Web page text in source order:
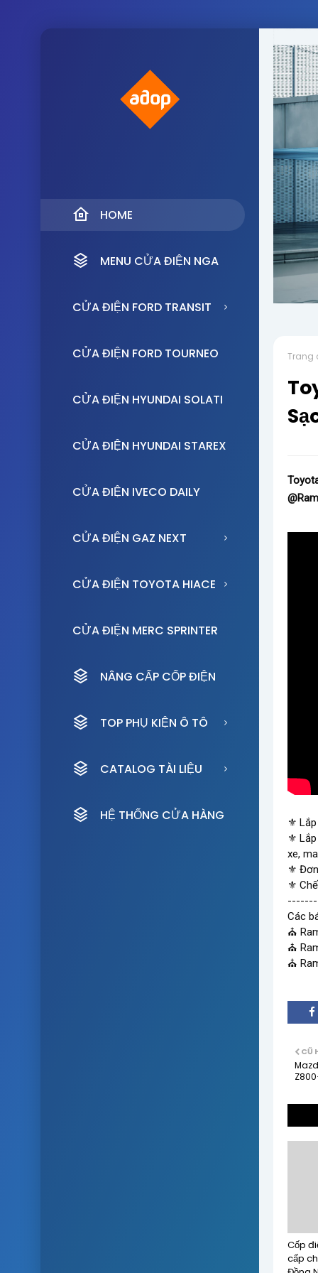
HOME
MENU CỬA ĐIỆN NGA
CỬA ĐIỆN FORD TRANSIT
CỬA ĐIỆN FORD TOURNEO
CỬA ĐIỆN HYUNDAI SOLATI
CỬA ĐIỆN HYUNDAI STAREX
CỬA ĐIỆN IVECO DAILY
CỬA ĐIỆN GAZ NEXT
CỬA ĐIỆN TOYOTA HIACE
CỬA ĐIỆN MERC SPRINTER
NÂNG CẤP CỐP ĐIỆN
TOP PHỤ KIỆN Ô TÔ
CATALOG TÀI LIỆU
HỆ THỐNG CỬA HÀNG
Trang
⚜ Lắp
⚜ Lắp
xe,
⚜
⚜
Các
⛪
⛪
CŨ
Cốp
cấp